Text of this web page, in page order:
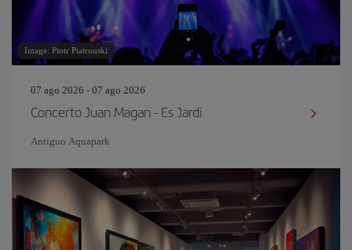
Image: Piotr Piatrouski
07 ago 2026 - 07 ago 2026
Concerto Juan Magan - Es Jardi
Antiguo Aquapark